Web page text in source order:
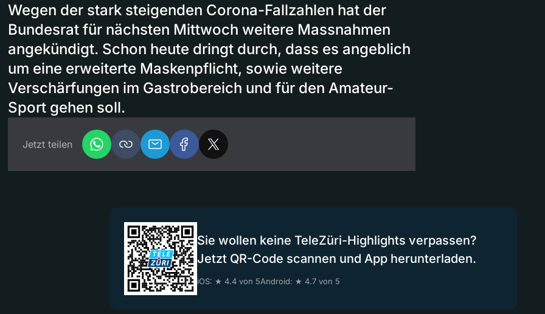
Wegen der stark steigenden Corona-Fallzahlen hat der
Bundesrat für nächsten Mittwoch weitere Massnahmen
angekündigt. Schon heute dringt durch, dass es angeblich
um eine erweiterte Maskenpflicht, sowie weitere
Verschärfungen im Gastrobereich und für den Amateur-
Sport gehen soll.
Jetzt teilen
Sie wollen keine TeleZüri-Highlights verpassen?
Jetzt QR-Code scannen und App herunterladen.
iOS: ★ 4.4 von 5Android: ★ 4.7 von 5